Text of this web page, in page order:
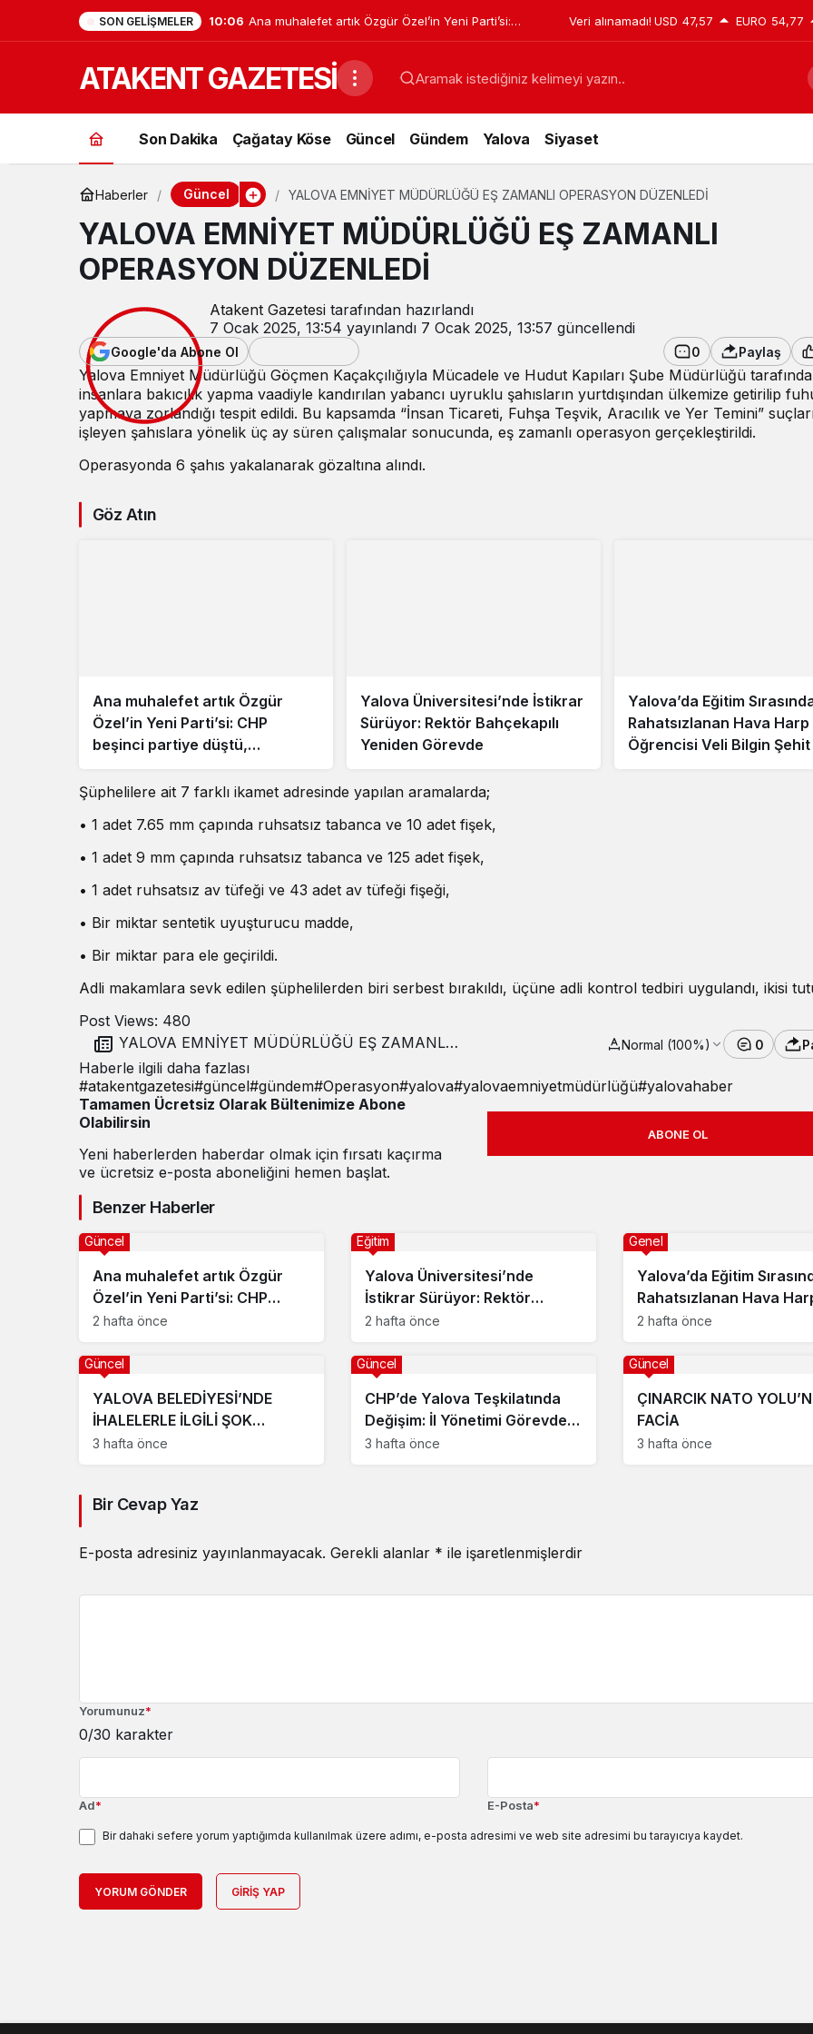
SON GELIŞMELER 10:06 Ana muhalefet artık Özgür Özel’in Yeni Parti’si:
CHP beşinci partiye düştü, Meclis’teki dağılım sil
baştan değişti
Veri alınamadı! USD 47,57 EURO 54,77
ATAKENT GAZETESİ Aramak istediğiniz kelimeyi yazın..
Son Dakika Çağatay Köse Güncel Gündem Yalova Siyaset
Haberler Güncel YALOVA EMNİYET MÜDÜRLÜĞÜ EŞ ZAMANLI OPERASYON DÜZENLEDİ
YALOVA EMNİYET MÜDÜRLÜĞÜ EŞ ZAMANLI
OPERASYON DÜZENLEDİ
Atakent Gazetesi tarafından hazırlandı
7 Ocak 2025, 13:54 yayınlandı 7 Ocak 2025, 13:57 güncellendi
Google'da Abone Ol 0 Paylaş
Yalova Emniyet Müdürlüğü Göçmen Kaçakçılığıyla Mücadele ve Hudut Kapıları Şube Müdürlüğü
insanlara bakıcılık yapma vaadiyle kandırılan yabancı uyruklu şahısların yurtdışından ülkemize getirilip
yapmaya zorlandığı tespit edildi. Bu kapsamda “İnsan Ticareti, Fuhşa Teşvik, Aracılık ve Yer Temini”
işleyen şahıslara yönelik üç ay süren çalışmalar sonucunda, eş zamanlı operasyon gerçekleştirildi.
Operasyonda 6 şahıs yakalanarak gözaltına alındı.
Göz Atın
Ana muhalefet artık Özgür
Özel’in Yeni Parti’si: CHP
beşinci partiye düştü,
değişti
Yalova Üniversitesi’nde İstikrar
Sürüyor: Rektör Bahçekapılı
Yeniden Görevde
Yalova’da Eğitim
Rahatsızlanan Hava
Öğrencisi Veli Bilgin Şehit
Şüphelilere ait 7 farklı ikamet adresinde yapılan aramalarda;
• 1 adet 7.65 mm çapında ruhsatsız tabanca ve 10 adet fişek,
• 1 adet 9 mm çapında ruhsatsız tabanca ve 125 adet fişek,
• 1 adet ruhsatsız av tüfeği ve 43 adet av tüfeği fişeği,
• Bir miktar sentetik uyuşturucu madde,
• Bir miktar para ele geçirildi.
Adli makamlara sevk edilen şüphelilerden biri serbest bırakıldı, üçüne adli kontrol tedbiri uygulandı, ikisi
Post Views: 480
OPERASYON DÜZENLEDİ
Normal (100%) 0
Haberle ilgili daha fazlası
#atakentgazetesi#güncel#gündem#Operasyon#yalova#yalovaemniyetmüdürlüğü#yalovahaber
Tamamen Ücretsiz Olarak Bültenimize Abone
Olabilirsin
Yeni haberlerden haberdar olmak için fırsatı kaçırma
ve ücretsiz e-posta aboneliğini hemen başlat.
ABONE OL
Benzer Haberler
Ana muhalefet artık Özgür
Özel’in Yeni Parti’si: CHP
beşinci partiye düştü,
değişti
Güncel
2 hafta önce
Yalova Üniversitesi’nde
İstikrar Sürüyor: Rektör
Bahçekapılı Yeniden Görevde
Eğitim
2 hafta önce
Yalova’da Eğitim
Rahatsızlanan Hava
Okulu Öğrencisi Veli
Genel
2 hafta önce
YALOVA BELEDİYESİ’NDE
İHALELERLE İLGİLİ ŞOK
İDDİALAR
Güncel
3 hafta önce
CHP’de Yalova Teşkilatında
Değişim: İl Yönetimi Görevden
Alındı, İl Başkanlığına Mesut
Güncel
3 hafta önce
ÇINARCIK NATO
FACİA
Güncel
3 hafta önce
Bir Cevap Yaz
E-posta adresiniz yayınlanmayacak. Gerekli alanlar * ile işaretlenmişlerdir
Yorumunuz*
0/30 karakter
Ad* E-Posta*
Bir dahaki sefere yorum yaptığımda kullanılmak üzere adımı, e-posta adresimi ve web site adresimi bu tarayıcıya kaydet.
YORUM GÖNDER GIRIŞ YAP